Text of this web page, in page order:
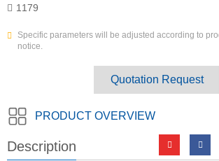
1179
Specific parameters will be adjusted according to
notice.
Quotation Request
PRODUCT OVERVIEW
Description